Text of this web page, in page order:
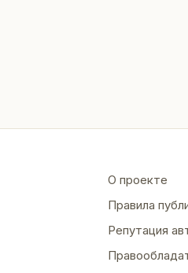
О проекте
Правила
Репутация